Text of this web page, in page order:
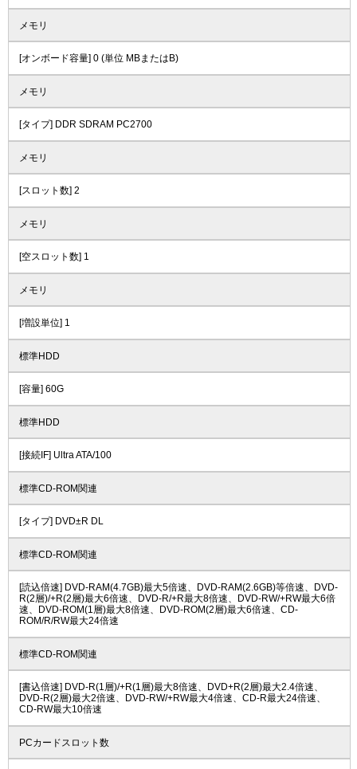
メモリ
[オンボード容量] 0 (単位 MBまたはB)
メモリ
[タイプ] DDR SDRAM PC2700
メモリ
[スロット数] 2
メモリ
[空スロット数] 1
メモリ
[増設単位] 1
標準HDD
[容量] 60G
標準HDD
[接続IF] Ultra ATA/100
標準CD-ROM関連
[タイプ] DVD±R DL
標準CD-ROM関連
[読込倍速] DVD-RAM(4.7GB)最大5倍速、DVD-RAM(2.6GB)等倍速、DVD-
R(2層)/+R(2層)最大6倍速、DVD-R/+R最大8倍速、DVD-RW/+RW最大6倍
速、DVD-ROM(1層)最大8倍速、DVD-ROM(2層)最大6倍速、CD-
ROM/R/RW最大24倍速
標準CD-ROM関連
[書込倍速] DVD-R(1層)/+R(1層)最大8倍速、DVD+R(2層)最大2.4倍速、
DVD-R(2層)最大2倍速、DVD-RW/+RW最大4倍速、CD-R最大24倍速、
CD-RW最大10倍速
PCカードスロット数